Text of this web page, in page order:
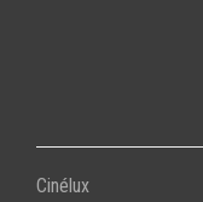
Cinélux